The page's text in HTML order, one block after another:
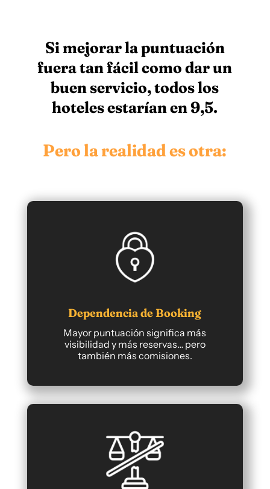
Si mejorar la puntuación
fuera tan fácil como dar un
buen servicio, todos los
hoteles estarían en 9,5.
Pero la realidad es otra:
Dependencia de Booking
Mayor puntuación significa más
visibilidad y más reservas… pero
también más comisiones.